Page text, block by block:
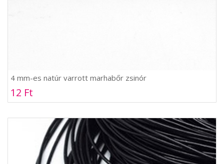
4 mm-es natúr varrott marhabőr zsinór
12 Ft